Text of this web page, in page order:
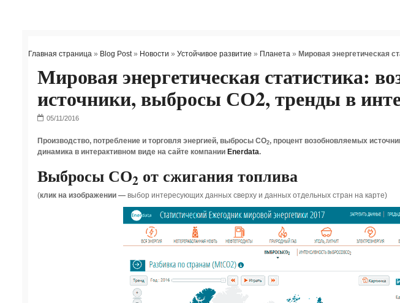
Главная страница» Blog Post» Новости » Устойчивое развитие » Планета» Мировая энергетическая
Мировая энергетическая статистика:
источники, выбросы СО2, тренды в
Производство, потребление и торговля энергией, выбросы СО2, процент возобновляемых
динамика в интерактивном виде на сайте компании Enerdata.
Выбросы СО2 от сжигания топлива
(клик на изображении — выбор интересующих данных сверху и данных отдельных стран на карте)